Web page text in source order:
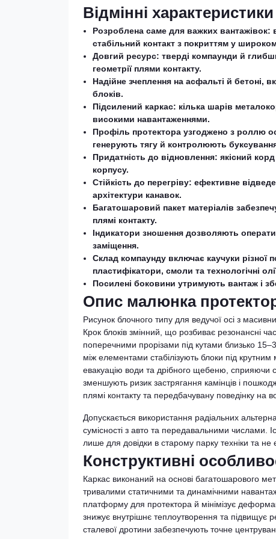
Відмінні характеристики
Розроблена саме для важких вантажівок:
стабільний контакт з покриттям у
Довгий ресурс: тверді компаунди й
геометрії плями контакту.
Надійне зчеплення на асфальті й бетоні,
блоків.
Підсилений каркас: кілька шарів
високими навантаженнями.
Профіль протектора узгоджено з роллю
генерують тягу й контролюють
Придатність до відновлення: якісний
корпусу.
Стійкість до перегріву: ефективне
архітектури канавок.
Багатошаровий пакет матеріалів
плямі контакту.
Індикатори зношення дозволяють
заміщення.
Склад компаунду включає каучуки різної
пластифікатори, смоли та технологічні
Посилені боковини утримують вантаж і
Опис малюнка
Рисунок блочного типу для ведучої осі з
Крок блоків змінний, що розбиває резонансні
поперечними прорізами під кутами близько
між елементами стабілізують блоки під
евакуацію води та дрібного щебеню, сприяючи
зменшують ризик застрягання камінців і
плямі контакту та передбачувану поведінку на
Допускається використання радіальних
сумісності з авто та передавальними числами.
лише для довідки в старому парку техніки та
Конструктивні
Каркас виконаний на основі багатошарового
тривалими статичними та динамічними
платформу для протектора й мінімізує
знижує внутрішнє теплоутворення та підвищує
сталевої дротини забезпечують точне